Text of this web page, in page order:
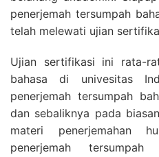
penerjemah tersumpah
telah melewati ujian
Ujian sertifikasi ini rata-
bahasa di univesitas
penerjemah tersumpah
dan sebaliknya pada
materi penerjemahan
penerjemah